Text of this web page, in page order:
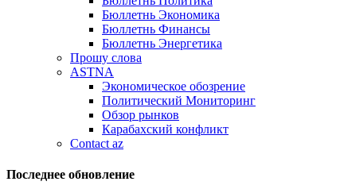
Бюллетнь Экономика
Бюллетнь Финансы
Бюллетнь Энергетика
Прошу слова
ASTNA
Экономическое обозрение
Политический Мониторинг
Обзор рынков
Карабахский конфликт
Contact az
Последнее обновление